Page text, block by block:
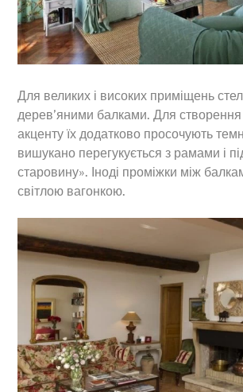
Для великих і високих приміщень
дерев’яними балками. Для створення
акценту їх додатково просочують
вишукано перегукується з рамами і
старовину». Іноді проміжки між
світлою вагонкою.